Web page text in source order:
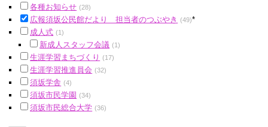
各種お知らせ (28)
広報須坂公民館だより 担当者のつぶやき (49)*
成人式 (1)
新成人スタッフ会議 (1)
生涯学習まちづくり (17)
生涯学習推進員会 (32)
須坂学舎 (4)
須坂市民学園 (34)
須坂市民総合大学 (36)